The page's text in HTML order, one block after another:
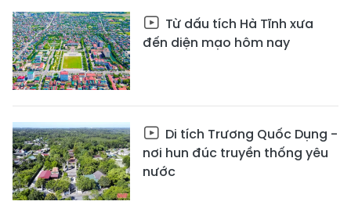
Từ dấu tích Hà Tĩnh xưa
đến diện mạo hôm nay
Di tích Trương Quốc Dụng -
nơi hun đúc truyền thống yêu
nước